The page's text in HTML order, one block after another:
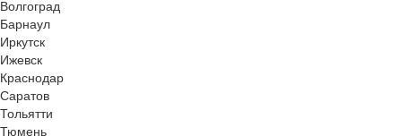
Волгоград
Барнаул
Иркутск
Ижевск
Краснодар
Саратов
Тольятти
Тюмень